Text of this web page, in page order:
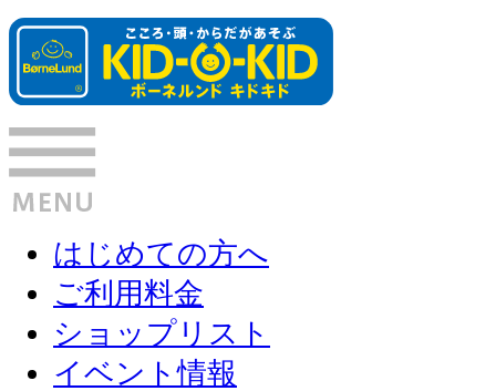
はじめての方へ
ご利用料金
ショップリスト
イベント情報